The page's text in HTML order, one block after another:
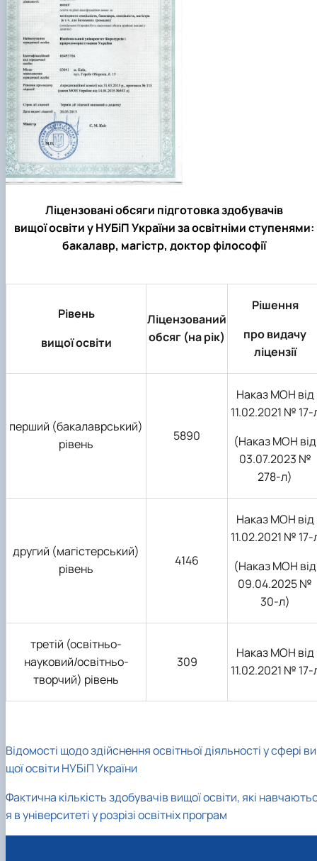
Ліцензовані обсяги підготовка здобувачів
вищої освіти у НУБіП України за освітніми ступенями:
бакалавр, магістр, доктор філософії
Рівень
вищої освіти
Ліцензований
обсяг (на рік)
Рішення
про видачу
ліцензії
перший (бакалаврський)
рівень
5890
Наказ МОН від
11.02.2021 № 17-
(Наказ МОН від
03.07.2023 №
278-л)
другий (магістерський)
рівень
4146
Наказ МОН від
11.02.2021 № 17-
(Наказ МОН від
09.04.2025 №
30-л)
третій (освітньо-
науковий/освітньо-
творчий) рівень
309
Наказ МОН від
11.02.2021 № 17-
Відомості щодо здійснення освітньої діяльності у сфері ви
щої освіти НУБіП України
Фактична кількість здобувачів вищої освіти, які
я в університеті у розрізі освітніх програм